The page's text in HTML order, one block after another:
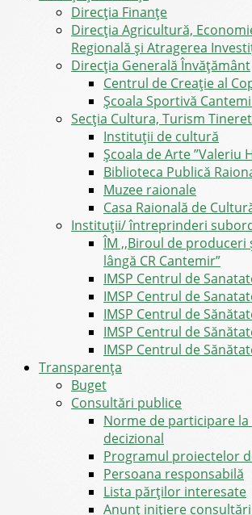
Direcţia Finanţe
Direcția Agricultură,
Regională și Atragerea
Direcția Generală Învățământ
Centrul de Creație al
Școala Sportivă
Secția Cultura, Turism
Instituții de cultură
Școala de Arte ”Valeriu
Biblioteca Publică
Muzee raionale
Casa Raională de
Instituții/ întreprinderi
ÎM ,,Biroul de produceri
lângă CR Cantemir”
IMSP Centrul de
IMSP Centrul de
IMSP Centrul de
IMSP Centrul de
IMSP Centrul de
Transparența
Buget
Consultări publice
Norme de participare
decizional
Programul proiectelor
Persoana responsabilă
Lista părților interesate
Anunț inițiere